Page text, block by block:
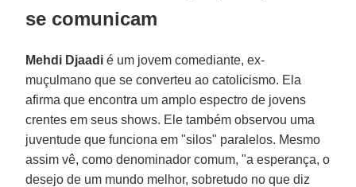
se comunicam
Mehdi Djaadi é um jovem comediante, ex-
muçulmano que se converteu ao catolicismo. Ela
afirma que encontra um amplo espectro de jovens
crentes em seus shows. Ele também observou uma
juventude que funciona em "silos" paralelos. Mesmo
assim vê, como denominador comum, "a esperança, o
desejo de um mundo melhor, sobretudo no que diz